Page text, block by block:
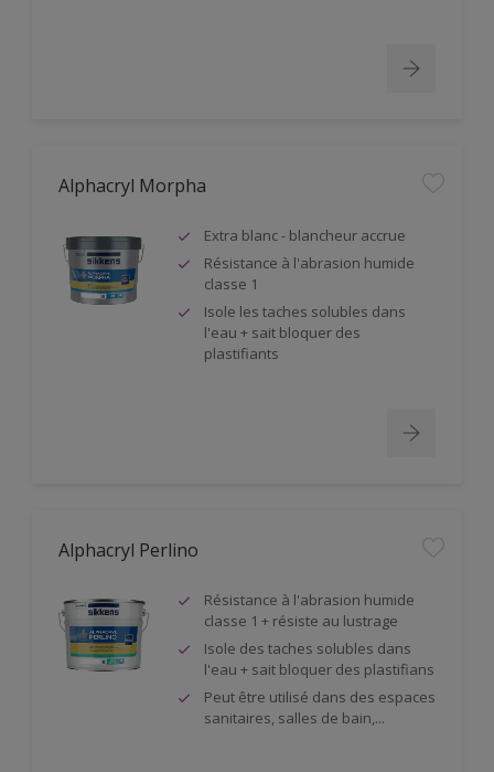
Alphacryl Morpha
Extra blanc - blancheur accrue
Résistance à l'abrasion humide
classe 1
Isole les taches solubles dans
l'eau + sait bloquer des
plastifiants
Alphacryl Perlino
Résistance à l'abrasion humide
classe 1 + résiste au lustrage
Isole des taches solubles dans
l'eau + sait bloquer des plastifians
Peut être utilisé dans des espaces
sanitaires, salles de bain,...